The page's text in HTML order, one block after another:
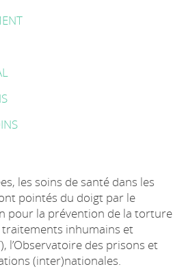
les soins de santé dans les
pointés du doigt par le
pour la prévention de la torture
traitements inhumains et
l’Observatoire des prisons et
(inter)nationales.